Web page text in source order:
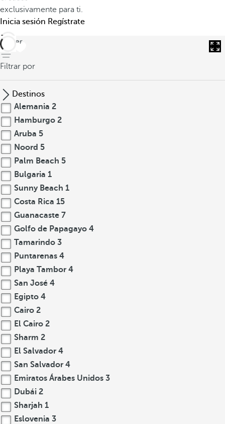
exclusivamente para ti.
Inicia sesión Regístrate
volver
Filtrar por
Destinos
Alemania 2
Hamburgo 2
Aruba 5
Noord 5
Palm Beach 5
Bulgaria 1
Sunny Beach 1
Costa Rica 15
Guanacaste 7
Golfo de Papagayo 4
Tamarindo 3
Puntarenas 4
Playa Tambor 4
San José 4
Egipto 4
Cairo 2
El Cairo 2
Sharm 2
El Salvador 4
San Salvador 4
Emiratos Árabes Unidos 3
Dubái 2
Sharjah 1
Eslovenia 3